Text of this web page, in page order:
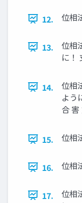
12. 位相
13.
位相
に！
14.
位相
よう
合
15. 位相
16. 位相
17.
位相